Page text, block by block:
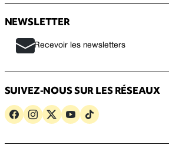
NEWSLETTER
Recevoir les newsletters
SUIVEZ-NOUS SUR LES RÉSEAUX